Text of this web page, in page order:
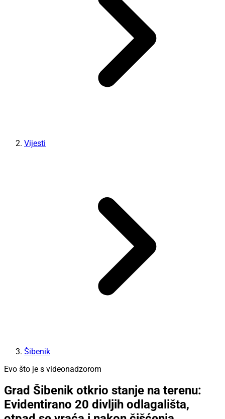
Vijesti
Šibenik
Evo što je s videonadzorom
Grad Šibenik otkrio stanje na terenu:
Evidentirano 20 divljih odlagališta,